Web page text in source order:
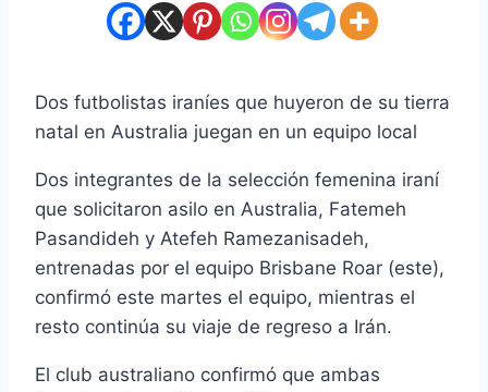
Dos futbolistas iraníes que huyeron de su tierra
natal en Australia juegan en un equipo local
Dos integrantes de la selección femenina iraní
que solicitaron asilo en Australia, Fatemeh
Pasandideh y Atefeh Ramezanisadeh,
entrenadas por el equipo Brisbane Roar (este),
confirmó este martes el equipo, mientras el
resto continúa su viaje de regreso a Irán.
El club australiano confirmó que ambas